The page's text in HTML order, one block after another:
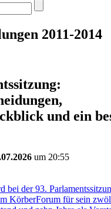
2011-2014
und ein
um 20:55